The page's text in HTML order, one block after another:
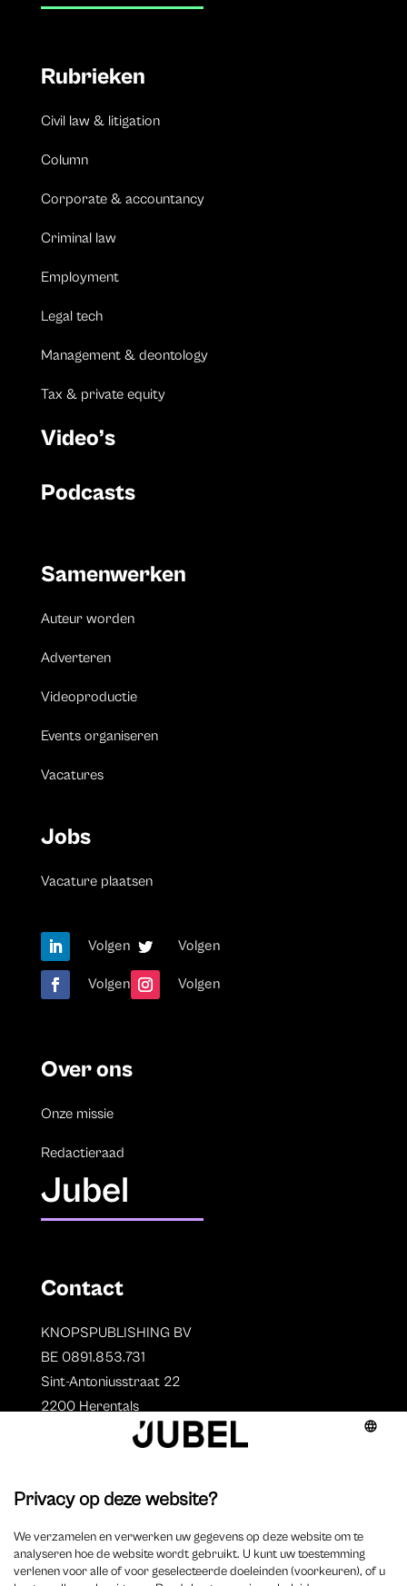
Rubrieken
Civil law & litigation
Column
Corporate & accountancy
Criminal law
Employment
Legal tech
Management & deontology
Tax & private equity
Video’s
Podcasts
Samenwerken
Auteur worden
Adverteren
Videoproductie
Events organiseren
Vacatures
Jobs
Vacature plaatsen
Volgen Volgen
Volgen Volgen
Over ons
Onze missie
Redactieraad
Jubel
Contact
KNOPSPUBLISHING BV
BE 0891.853.731
Sint-Antoniusstraat 22
2200 Herentals
Auteurs
Overzicht auteurs
Auteur worden?